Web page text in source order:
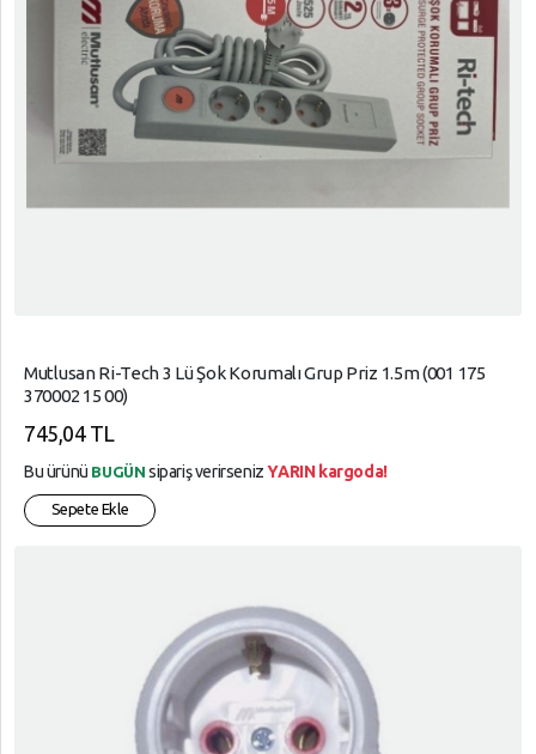
Mutlusan Ri-Tech 3 Lü Şok Korumalı Grup Priz 1.5m (001 175
370002 15 00)
745,04 TL
Bu ürünü BUGÜN sipariş verirsenizYARIN kargoda!
Sepete Ekle